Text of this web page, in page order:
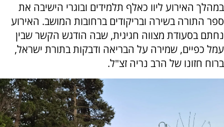
במהלך האירוע ליוו כאלף תלמידים ובוגרי הישיבה את
ספר התורה בשירה ובריקודים ברחובות המושב. האירוע
נחתם בסעודת מצווה חגיגית, שבה הודגש הקשר שבין
עמל כפיים, שמירה על הבריאה ודבקות בתורת ישראל,
ברוח חזונו של הרב נריה זצ"ל.